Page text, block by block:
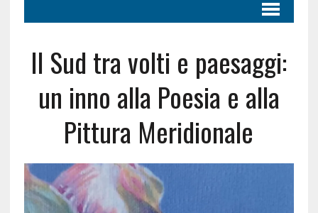
Il Sud tra volti e paesaggi:
un inno alla Poesia e alla
Pittura Meridionale